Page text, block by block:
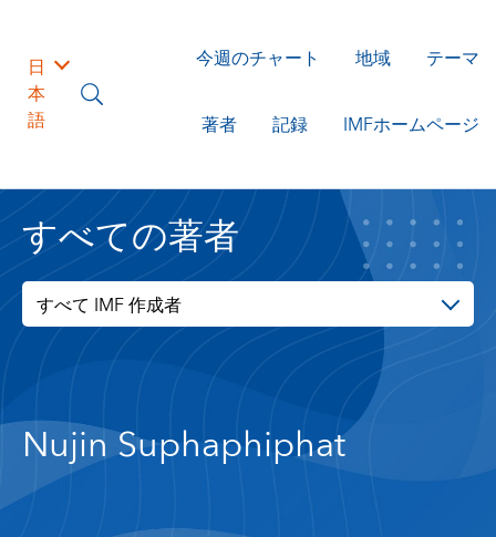
日
本
語
今週のチャート 地域 テーマ
著者 記録 IMFホームページ
すべての著者
すべて IMF 作成者
Nujin Suphaphiphat